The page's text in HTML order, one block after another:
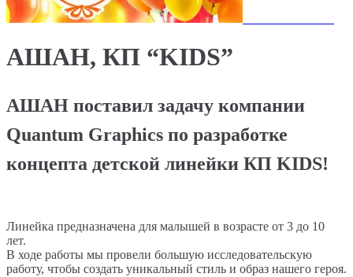
АШАН, КП “KIDS”
АШАН поставил задачу компании
Quantum Graphics по разработке
концепта детской линейки КП KIDS!
Линейка предназначена для малышей в возрасте от 3 до 10
лет.
В ходе работы мы провели большую исследовательскую
работу, чтобы создать уникальный стиль и образ нашего героя.